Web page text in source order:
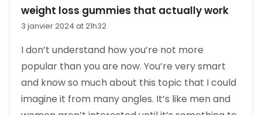
weight loss gummies that actually work
3 janvier 2024 at 21h32
I don’t understand how you’re not more
popular than you are now. You’re very smart
and know so much about this topic that I could
imagine it from many angles. It’s like men and